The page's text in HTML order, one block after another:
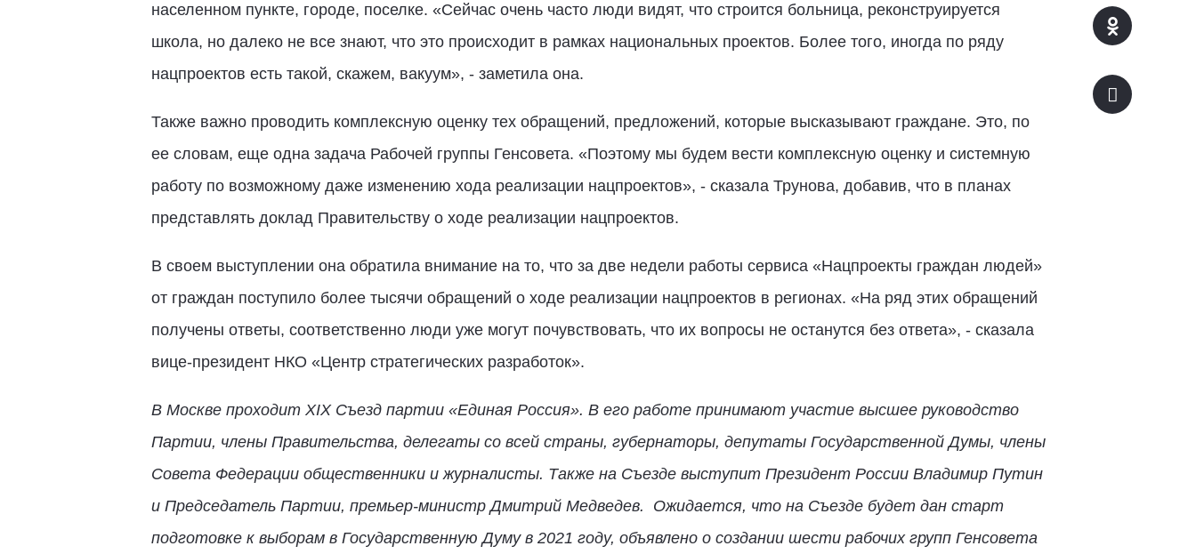
населенном пункте, городе, поселке. «Сейчас очень часто люди видят, что строится больница, реконструируется
школа, но далеко не все знают, что это происходит в рамках национальных проектов. Более того, иногда по ряду
нацпроектов есть такой, скажем, вакуум», - заметила она.
Также важно проводить комплексную оценку тех обращений, предложений, которые высказывают граждане. Это, по
ее словам, еще одна задача Рабочей группы Генсовета. «Поэтому мы будем вести комплексную оценку и системную
работу по возможному даже изменению хода реализации нацпроектов», - сказала Трунова, добавив, что в планах
представлять доклад Правительству о ходе реализации нацпроектов.
В своем выступлении она обратила внимание на то, что за две недели работы сервиса «Нацпроекты граждан людей»
от граждан поступило более тысячи обращений о ходе реализации нацпроектов в регионах. «На ряд этих обращений
получены ответы, соответственно люди уже могут почувствовать, что их вопросы не останутся без ответа», - сказала
вице-президент НКО «Центр стратегических разработок».
В Москве проходит XIX Съезд партии «Единая Россия». В его работе принимают участие высшее руководство
Партии, члены Правительства, делегаты со всей страны, губернаторы, депутаты Государственной Думы, члены
Совета Федерации общественники и журналисты. Также на Съезде выступит Президент России Владимир Путин
и Председатель Партии, премьер-министр Дмитрий Медведев. Ожидается, что на Съезде будет дан старт
подготовке к выборам в Государственную Думу в 2021 году, объявлено о создании шести рабочих групп Генсовета